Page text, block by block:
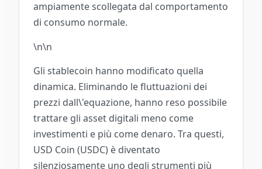
ampiamente scollegata dal comportamento
di consumo normale.
\n\n
Gli stablecoin hanno modificato quella
dinamica. Eliminando le fluttuazioni dei
prezzi dall\'equazione, hanno reso possibile
trattare gli asset digitali meno come
investimenti e più come denaro. Tra questi,
USD Coin (USDC) è diventato
silenziosamente uno degli strumenti più